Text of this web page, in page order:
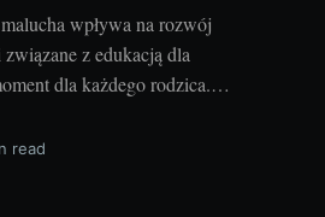
wpływa na rozwój
z edukacją dla
dla każdego rodzica.
dla naszego dziecka
rodzice i blogerzy,
read